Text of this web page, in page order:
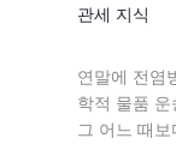
관세 지식
연말에 전염
학적 물품
그 어느 때